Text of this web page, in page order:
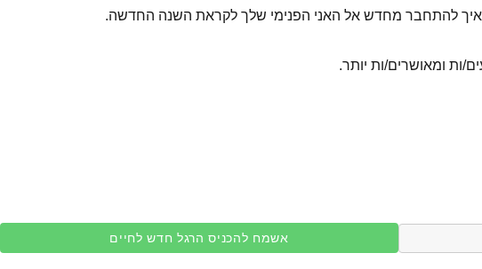
ואיך להתחבר מחדש אל האני הפנימי שלך לקראת השנה החדשה.
ות ומאושרים/ות יותר.